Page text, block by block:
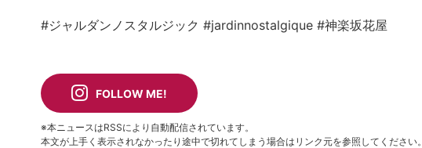
#ジャルダンノスタルジック #jardinnostalgique #神楽坂花屋
FOLLOW ME!
※本ニュースはRSSにより自動配信されています。
本文が上手く表示されなかったり途中で切れてしまう場合はリンク元を参照してください。